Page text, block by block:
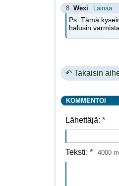
8. Wexi Lainaa
Ps. Tämä
halusin
↶ Takaisin
KOMMENTOI
Lähettäjä: *
Teksti: * 4000